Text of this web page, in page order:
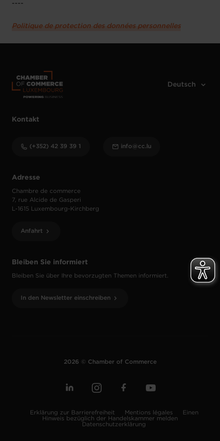
----
Politique de protection des données personnelles
Bleiben Sie informiert
Bleiben Sie über Ihre bevorzugten Themen informiert.
In den Newsletter einschreiben
Adresse
Chambre de commerce
7, rue Alcide de Gasperi
L-1615 Luxembourg-Kirchberg
Anfahrt
Kontakt
(+352) 42 39 39 1 info@cc.lu
2026 © Chamber of Commerce
Erklärung zur Barrierefreiheit Mentions légales
Einen
Hinweis bezüglich der Handelskammer melden
Datenschutzerklärung